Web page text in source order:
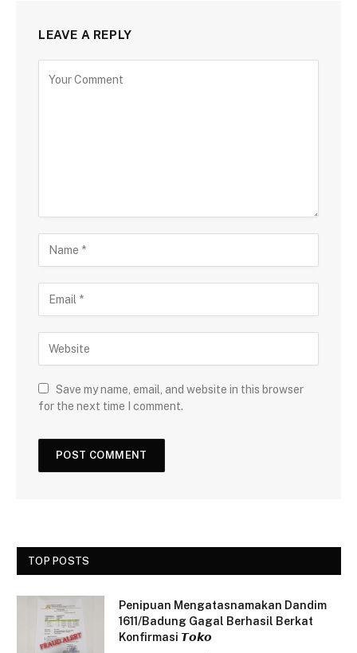
LEAVE A REPLY
Save my name, email, and website in this browser
for the next time I comment.
TOP POSTS
Penipuan Mengatasnamakan Dandim
1611/Badung Gagal Berhasil Berkat
Konfirmasi 𝙏𝙤𝙠𝙤